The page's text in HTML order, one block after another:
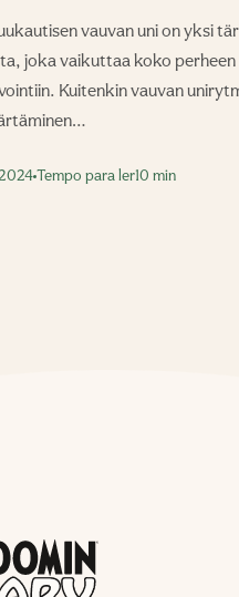
vauvan uni on yksi
joka vaikuttaa koko perheen
Kuitenkin vauvan
Tempo para ler10 min